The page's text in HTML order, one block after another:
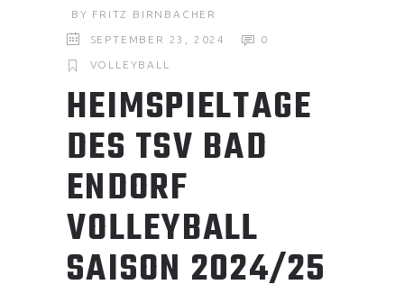
BY FRITZ BIRNBACHER
SEPTEMBER 23, 2024 0
VOLLEYBALL
HEIMSPIELTAGE
DES TSV BAD
ENDORF
VOLLEYBALL
SAISON 2024/25